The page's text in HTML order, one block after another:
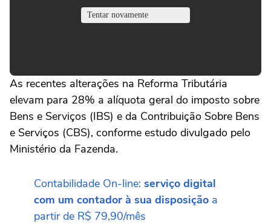
As recentes alterações na Reforma Tributária
elevam para 28% a alíquota geral do imposto sobre
Bens e Serviços (IBS) e da Contribuição Sobre Bens
e Serviços (CBS), conforme estudo divulgado pelo
Ministério da Fazenda.
Contabilidade On-line: serviço digital
com um contador à sua disposição a
partir de R$ 79,90/mês